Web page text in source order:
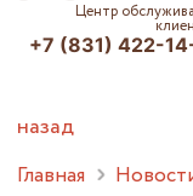
Центр
+7 (831) 422-
назад
Главная